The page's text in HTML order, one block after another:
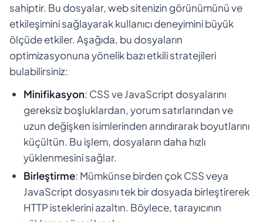
sahiptir. Bu dosyalar, web sitenizin görünümünü ve
etkileşimini sağlayarak kullanıcı deneyimini büyük
ölçüde etkiler. Aşağıda, bu dosyaların
optimizasyonuna yönelik bazı etkili stratejileri
bulabilirsiniz:
Minifikasyon: CSS ve JavaScript dosyalarını
gereksiz boşluklardan, yorum satırlarından ve
uzun değişken isimlerinden arındırarak boyutlarını
küçültün. Bu işlem, dosyaların daha hızlı
yüklenmesini sağlar.
Birleştirme: Mümkünse birden çok CSS veya
JavaScript dosyasını tek bir dosyada birleştirerek
HTTP isteklerini azaltın. Böylece, tarayıcının